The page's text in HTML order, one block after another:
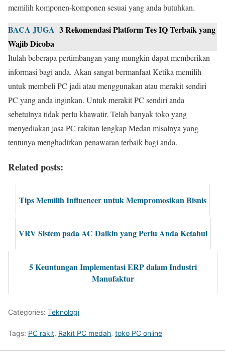
memilih komponen-komponen sesuai yang anda butuhkan.
BACA JUGA 3 Rekomendasi Platform Tes IQ Terbaik yang
Wajib Dicoba
Itulah beberapa pertimbangan yang mungkin dapat memberikan
informasi bagi anda. Akan sangat bermanfaat Ketika memilih
untuk membeli PC jadi atau menggunakan atau merakit sendiri
PC yang anda inginkan. Untuk merakit PC sendiri anda
sebetulnya tidak perlu khawatir. Telah banyak toko yang
menyediakan jasa PC rakitan lengkap Medan misalnya yang
tentunya menghadirkan penawaran terbaik bagi anda.
Related posts:
Tips Memilih Influencer untuk Mempromosikan Bisnis
VRV Sistem pada AC Daikin yang Perlu Anda Ketahui
5 Keuntungan Implementasi ERP dalam Industri
Manufaktur
Categories: Teknologi
Tags: PC rakit, Rakit PC medah, toko PC online